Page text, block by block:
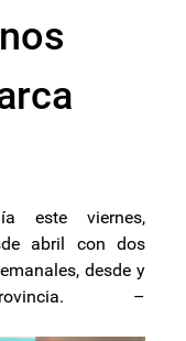
este viernes,
abril con dos
desde y
–